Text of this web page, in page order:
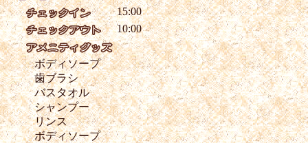
15:00
10:00
ボディソープ
歯ブラシ
バスタオル
シャンプー
リンス
ボディソープ